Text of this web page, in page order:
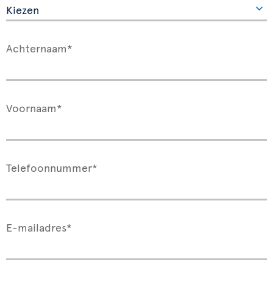
Achternaam*
Voornaam*
Telefoonnummer*
E-mailadres*